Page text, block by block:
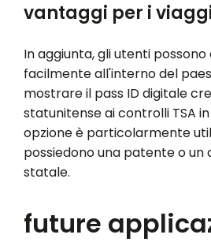
vantaggi per i
In aggiunta, gli utenti
facilmente all'interno del
mostrare il pass ID digitale
statunitense ai controlli TSA
opzione è particolarmente
possiedono una patente o
statale.
future